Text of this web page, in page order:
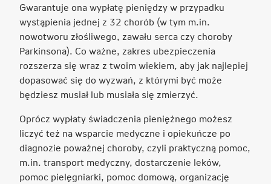
się
w
nowej
karcie
Gwarantuje ona wypłatę pieniędzy w przypadku
wystąpienia jednej z 32 chorób (w tym m.in.
nowotworu złośliwego, zawału serca czy choroby
Parkinsona). Co ważne, zakres ubezpieczenia
rozszerza się wraz z twoim wiekiem, aby jak najlepiej
dopasować się do wyzwań, z którymi być może
będziesz musiał lub musiała się zmierzyć.
Oprócz wypłaty świadczenia pieniężnego możesz
liczyć też na wsparcie medyczne i opiekuńcze po
diagnozie poważnej choroby, czyli praktyczną pomoc,
m.in. transport medyczny, dostarczenie leków,
pomoc pielęgniarki, pomoc domową, organizację